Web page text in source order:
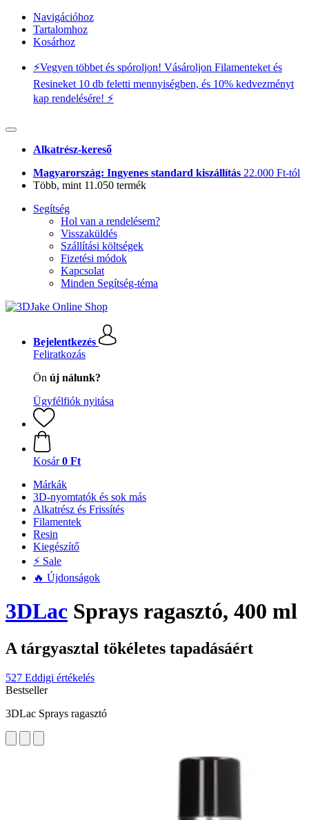
Navigációhoz
Tartalomhoz
Kosárhoz
⚡️Vegyen többet és spóroljon! Vásároljon Filamenteket és
Resineket 10 db feletti mennyiségben, és 10% kedvezményt
kap rendelésére! ⚡️
Alkatrész-kereső
Magyarország: Ingyenes standard kiszállítás 22.000 Ft-tól
Több, mint 11.050 termék
Segítség
Hol van a rendelésem?
Visszaküldés
Szállítási költségek
Fizetési módok
Kapcsolat
Minden Segítség-téma
Bejelentkezés
Feliratkozás
Ön új nálunk?
Ügyfélfiók nyitása
Kosár 0 Ft
Márkák
3D-nyomtatók és sok más
Alkatrész és Frissítés
Filamentek
Resin
Kiegészítő
⚡ Sale
🔥 Újdonságok
3DLac Sprays ragasztó, 400 ml
A tárgyasztal tökéletes tapadásáért
527 Eddigi értékelés
Bestseller
3DLac Sprays ragasztó